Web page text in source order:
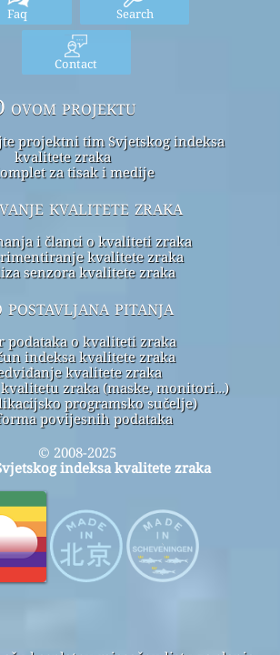
Faq Search
Contact
ovom projektu
projektni tim Svjetskog indeksa
kvalitete zraka
za tisak i medije
kvalitete zraka
i članci o kvaliteti zraka
kvalitete zraka
senzora kvalitete zraka
postavljana pitanja
podataka o kvaliteti zraka
indeksa kvalitete zraka
kvalitete zraka
zraka (maske, monitori…)
programsko sučelje)
povijesnih podataka
© 2008-2025
indeksa kvalitete zraka